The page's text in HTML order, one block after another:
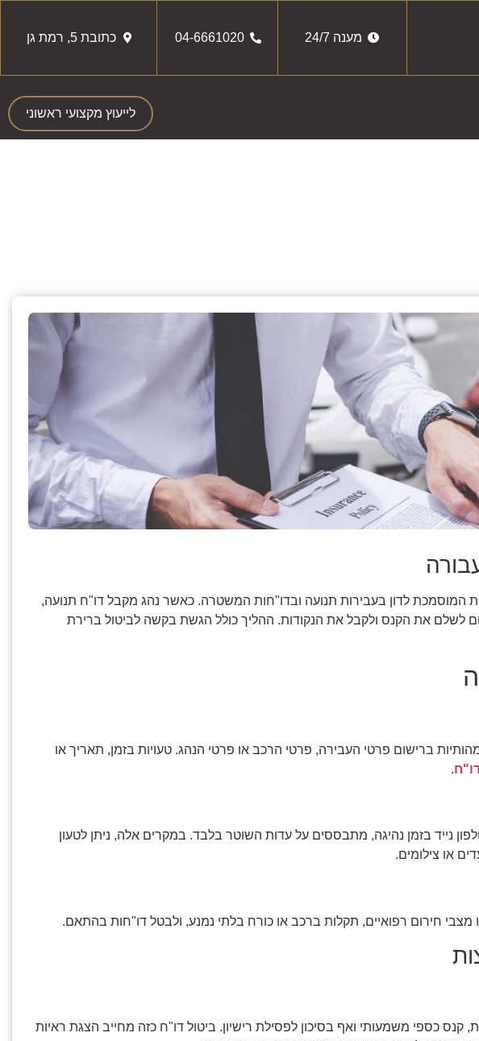
מענה 24/7 04-6661020 כתובת 5, רמת גן
לייעוץ מקצועי ראשוני
לדון בעבירות תנועה ובדו"חות המשטרה. כאשר נהג מקבל דו"ח תנועה,
לשלם את הקנס ולקבל את הנקודות. ההליך כולל הגשת בקשה לביטול ברירת
ברישום פרטי העבירה, פרטי הרכב או פרטי הנהג. טעויות בזמן, תאריך או
.
נייד בזמן נהיגה, מתבססים על עדות השוטר בלבד. במקרים אלה, ניתן לטעון
או צילומים.
חירום רפואיים, תקלות ברכב או כורח בלתי נמנע, ולבטל דו"חות בהתאם.
רמזור אדום מזכה את הנהג ב-10 נקודות, קנס כספי משמעותי ואף בסיכון לפסילת רישיון. ביטול דו"ח כזה מחייב הצגת ראיות